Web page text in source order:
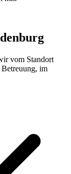
vom Standort
im